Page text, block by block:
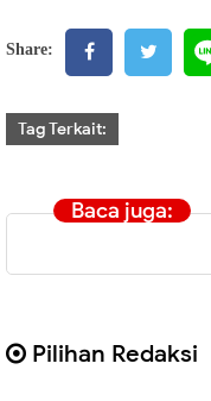
Share:
Tag Terkait:
Baca juga:
Pilihan Redaksi